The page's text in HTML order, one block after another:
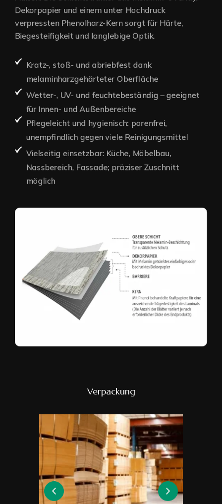
Dekorpapier und einem unter Hochdruck
verpressten Phenolharz-Kern sorgt für Härte,
Biegesteifigkeit und langlebige Optik.
Kratz-, stoß- und abriebfest dank
melaminharzgehärteter Oberfläche
Wetter-, UV- und feuchtebeständig – geeignet
für Innen- und Außenbereiche
Pflegeleicht und hygienisch: porenfrei,
unempfindlich gegen viele Reinigungsmittel
Vielseitig einsetzbar: Küche, Möbelbau,
Nassbereich, Fassade; präziser Zuschnitt
möglich
Verpackung